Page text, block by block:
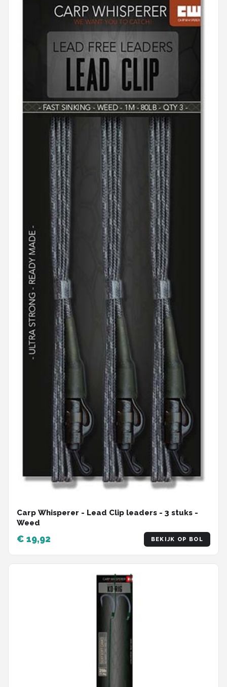
Carp Whisperer - Lead Clip leaders - 3 stuks -
Weed
€ 19,92 BEKIJK OP BOL